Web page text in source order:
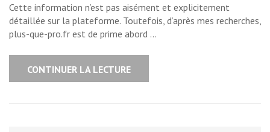
Cette information n’est pas aisément et explicitement
détaillée sur la plateforme. Toutefois, d’après mes recherches,
plus-que-pro.fr est de prime abord …
CONTINUER LA LECTURE